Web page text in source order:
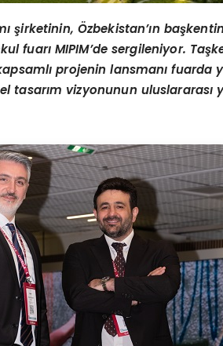
şirketinin, Özbekistan’ın
fuarı MIPIM’de sergileniyor.
projenin lansmanı fuarda
vizyonunun uluslararası